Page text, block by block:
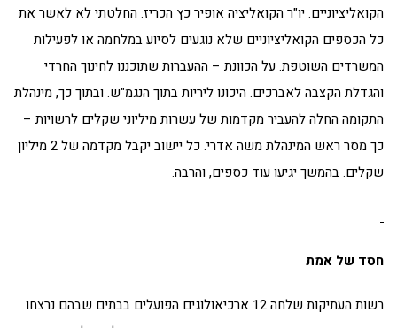
הקואליציוניים. יו"ר הקואליציה אופיר כץ הכריז: החלטתי לא לאשר את
כל הכספים הקואליציוניים שלא נוגעים לסיוע במלחמה או לפעילות
המשרדים השוטפת. על הכוונת – ההעברות שתוכננו לחינוך החרדי
והגדלת הקצבה לאברכים. היכונו ליריות בתוך הנגמ"ש. ובתוך כך, מינהלת
התקומה החלה להעביר מקדמות של עשרות מיליוני שקלים לרשויות –
כך מסר ראש המינהלת משה אדרי. כל יישוב יקבל מקדמה של 2 מיליון
שקלים. בהמשך יגיעו עוד כספים, והרבה.
חסד של אמת
רשות העתיקות שלחה 12 ארכיאולוגים הפועלים בבתים שבהם נרצחו